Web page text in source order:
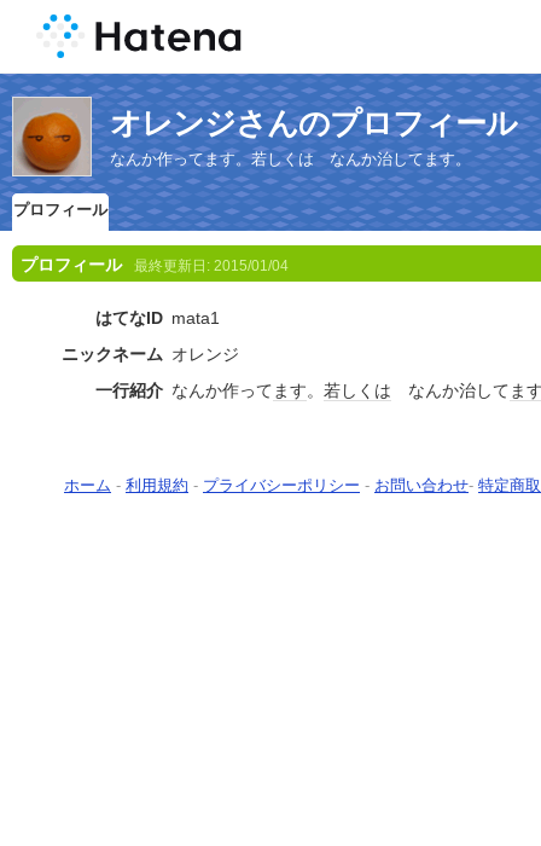
オレンジさんのプロフィール
なんか作ってます。若しくは なんか治してます。
プロフィール
プロフィール 最終更新日: 2015/01/04
はてなID mata1
ニックネーム オレンジ
一行紹介 なんか作ってます。 若しくは なんか治してま
ホーム - 利用規約 - プライバシーポリシー - お問い合わせ- 特定商